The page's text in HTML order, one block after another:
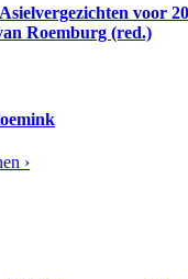
voor
Roemburg (red.)
›